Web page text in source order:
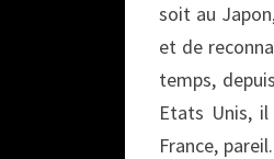
soit au
et de
temps,
Etats Unis,
France,